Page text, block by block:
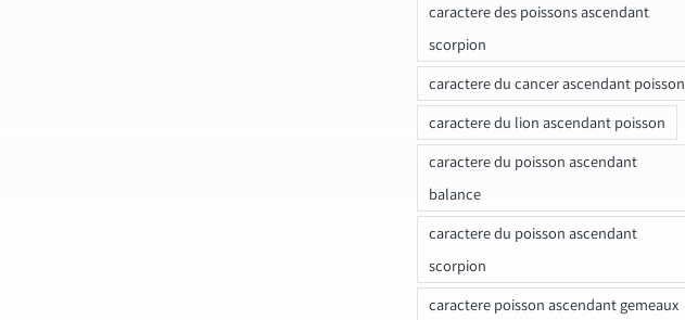
caractere des poissons ascendant
scorpion
caractere du cancer ascendant poisson
caractere du lion ascendant poisson
caractere du poisson ascendant
balance
caractere du poisson ascendant
scorpion
caractere poisson ascendant gemeaux